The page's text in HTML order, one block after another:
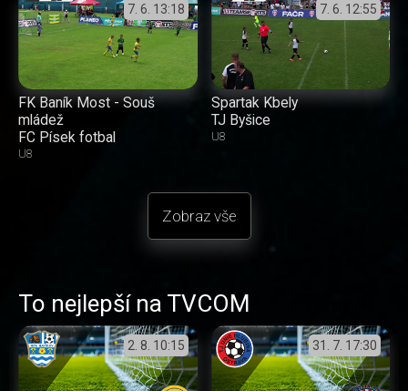
7. 6. 13:18
FK Baník Most - Souš
mládež
FC Písek fotbal
U8
7. 6. 12:55
Spartak Kbely
TJ Byšice
U8
Zobraz vše
To nejlepší na TVCOM
2. 8. 10:15 31. 7. 17:30